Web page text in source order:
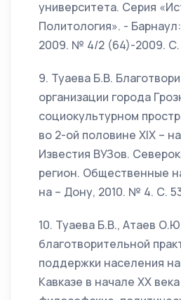
университета. Серия
Политология». -
2009. № 4/2 (64)-2009. С.
9. Туаева Б.В.
организации города
социокультурном
во 2-ой половине XIX –
Известия ВУЗов.
регион. Общественные
на – Дону, 2010. № 4. С.
10. Туаева Б.В., Атаев
благотворительной
поддержки населения
Кавказе в начале XX